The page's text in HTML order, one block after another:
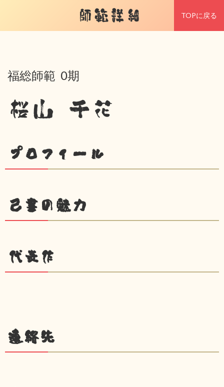
師範詳細 TOPに戻る
福総師範 0期
桜山 千花
プロフィール
己書の魅力
代表作
連絡先